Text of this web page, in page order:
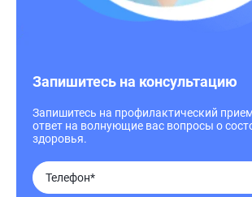
Запишитесь на консультацию
Запишитесь на профилактический
ответ на волнующие вас вопросы о
здоровья.